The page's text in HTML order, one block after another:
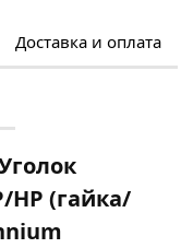
Доставка и оплата
НР (гайка/